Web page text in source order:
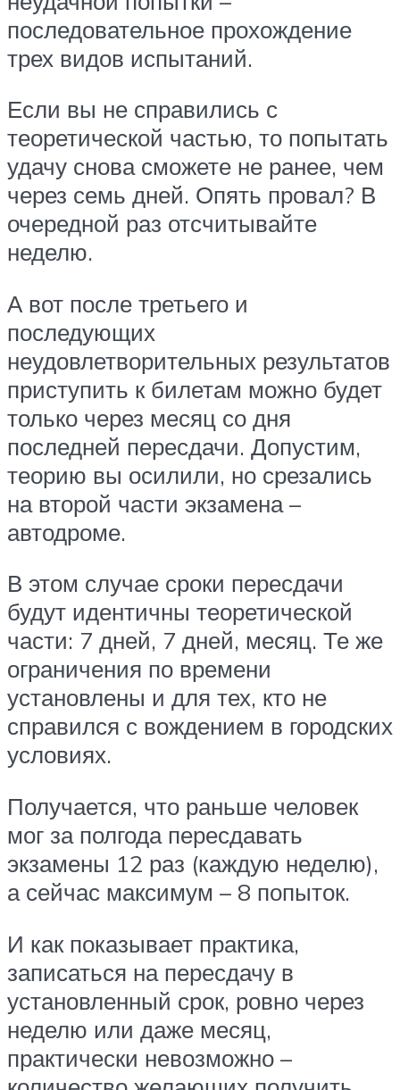
последовательное прохождение
трех видов испытаний.
Если вы не справились с
теоретической частью, то попытать
удачу снова сможете не ранее, чем
через семь дней. Опять провал? В
очередной раз отсчитывайте
неделю.
А вот после третьего и
последующих
неудовлетворительных результатов
приступить к билетам можно будет
только через месяц со дня
последней пересдачи. Допустим,
теорию вы осилили, но срезались
на второй части экзамена –
автодроме.
В этом случае сроки пересдачи
будут идентичны теоретической
части: 7 дней, 7 дней, месяц. Те же
ограничения по времени
установлены и для тех, кто не
справился с вождением в городских
условиях.
Получается, что раньше человек
мог за полгода пересдавать
экзамены 12 раз (каждую неделю),
а сейчас максимум – 8 попыток.
И как показывает практика,
записаться на пересдачу в
установленный срок, ровно через
неделю или даже месяц,
практически невозможно –